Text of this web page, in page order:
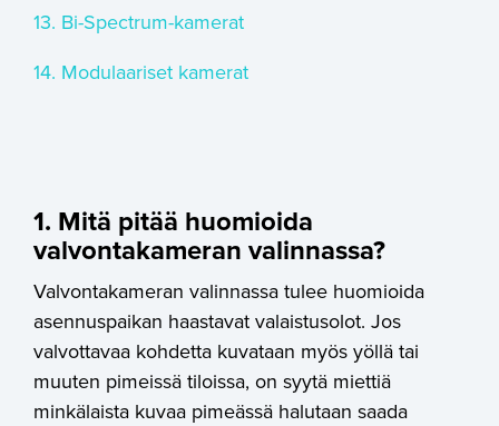
13. Bi-Spectrum-kamerat
14. Modulaariset kamerat
1. Mitä pitää huomioida
valvontakameran valinnassa?
Valvontakameran valinnassa tulee huomioida
asennuspaikan haastavat valaistusolot. Jos
valvottavaa kohdetta kuvataan myös yöllä tai
muuten pimeissä tiloissa, on syytä miettiä
minkälaista kuvaa pimeässä halutaan saada